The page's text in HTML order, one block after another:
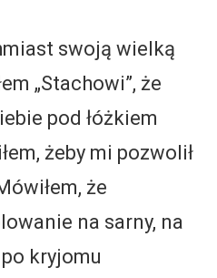
swoją wielką
„Stachowi”, że
pod łóżkiem
żeby mi pozwolił
że
na sarny, na
kryjomu